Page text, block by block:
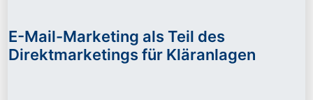
E-Mail-Marketing als Teil des
Direktmarketings für Kläranlagen